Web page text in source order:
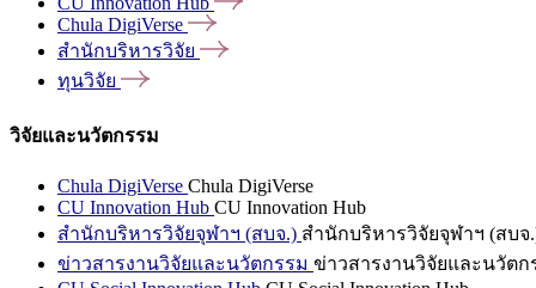
Chula DigiVerse
สำนักบริหารวิจัย
ทุนวิจัย
วิจัยและนวัตกรรม
Chula DigiVerse Chula DigiVerse
CU Innovation Hub CU Innovation Hub
สำนักบริหารวิจัยจุฬาฯ (สบจ.) สำนักบริหารวิจัยจุฬาฯ (สบจ
ข่าวสารงานวิจัยและนวัตกรรม ข่าวสารงานวิจัยและนวัตก